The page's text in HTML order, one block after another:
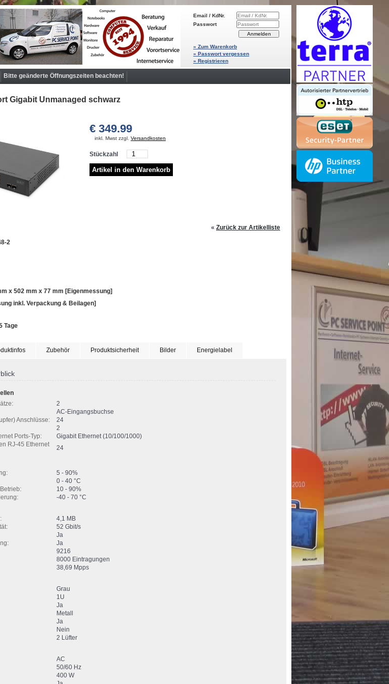
Email / KdNr.
Passwort
» Zum Warenkorb
» Passwort vergessen
» Registrieren
Bitte geänderte Öffnungszeiten beachten!
Gigabit Unmanaged schwarz
2
x 502 mm x 77 mm [Eigenmessung]
inkl. Verpackung & Beilagen]
Tage
€ 349.99
inkl. Mwst zzgl. Versandkosten
Stückzahl
« Zurück zur Artikelliste
Zubehör Produktsicherheit Bilder Energielabel
2
AC-Eingangsbuchse
Anschlüsse:
24
2
Ports-Typ:
Gigabit Ethernet (10/100/1000)
RJ-45 Ethernet
24
5 - 90%
0 - 40 °C
10 - 90%
-40 - 70 °C
4,1 MB
52 Gbit/s
Ja
Ja
9216
8000 Eintragungen
38,69 Mpps
Grau
1U
Ja
Metall
Ja
Nein
2 Lüfter
AC
50/60 Hz
400 W